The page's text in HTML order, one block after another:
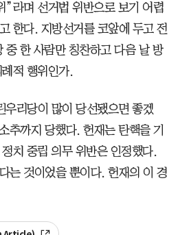
”라며 선거법 위반으로 보기 어렵
한다. 지방선거를 코앞에 두고 전
중 한 사람만 칭찬하고 다음 날 방
적 행위인가.
우리당이 많이 당선됐으면 좋겠
추까지 당했다. 헌재는 탄핵을 기
치 중립 의무 위반은 인정했다.
는 것이었을 뿐이다. 헌재의 이 경